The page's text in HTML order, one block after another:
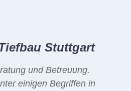
Stuttgart
und Betreuung.
einigen Begriffen in